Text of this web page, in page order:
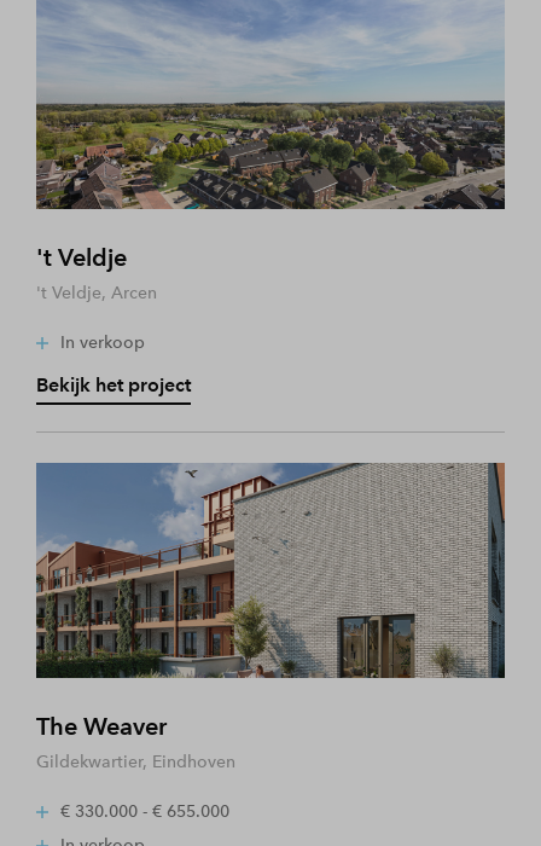
't Veldje
't Veldje, Arcen
In verkoop
Bekijk het project
The Weaver
Gildekwartier, Eindhoven
€ 330.000 - € 655.000